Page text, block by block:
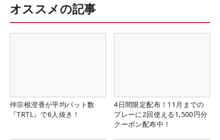
オススメの記事
仲宗根澄香が平均パット数
『TRTL』で6人抜き！
4日間限定配布！11月までの
プレーに2回使える1,500円分
クーポン配布中！